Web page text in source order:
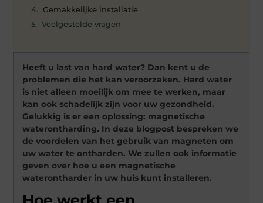
Gemakkelijke installatie
Veelgestelde vragen
Heeft u last van hard water? Dan kent u de
problemen die het kan veroorzaken. Hard water
is niet alleen moeilijk om mee te werken, maar
kan ook schadelijk zijn voor uw gezondheid.
Gelukkig is er een oplossing: magnetische
waterontharding. In deze blogpost bespreken we
de voordelen van het gebruik van magneten om
uw water te ontharden. We zullen ook informatie
geven over hoe u een magnetische
waterontharder in uw huis kunt installeren.